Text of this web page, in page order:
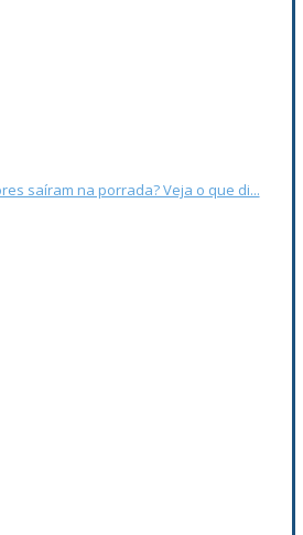
saíram na porrada? Veja o que di...